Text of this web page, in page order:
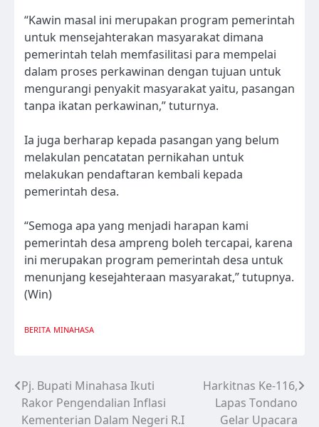
“Kawin masal ini merupakan program pemerintah
untuk mensejahterakan masyarakat dimana
pemerintah telah memfasilitasi para mempelai
dalam proses perkawinan dengan tujuan untuk
mengurangi penyakit masyarakat yaitu, pasangan
tanpa ikatan perkawinan,” tuturnya.
Ia juga berharap kepada pasangan yang belum
melakulan pencatatan pernikahan untuk
melakukan pendaftaran kembali kepada
pemerintah desa.
“Semoga apa yang menjadi harapan kami
pemerintah desa ampreng boleh tercapai, karena
ini merupakan program pemerintah desa untuk
menunjang kesejahteraan masyarakat,” tutupnya.
(Win)
BERITA MINAHASA
Navigasi
pos
Pj. Bupati Minahasa Ikuti
Rakor Pengendalian Inflasi
Kementerian Dalam Negeri R.I
Harkitnas Ke-116,
Lapas Tondano
Gelar Upacara